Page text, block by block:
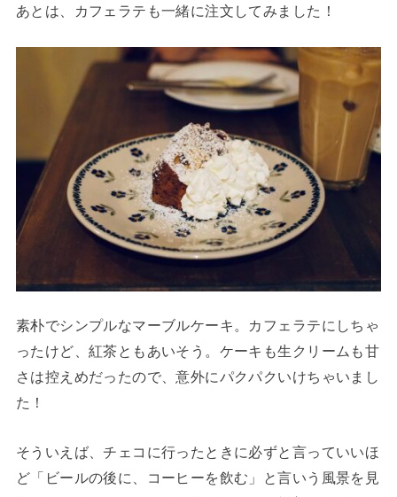
あとは、カフェラテも一緒に注文してみました！
素朴でシンプルなマーブルケーキ。カフェラテにしちゃ
ったけど、紅茶ともあいそう。ケーキも生クリームも甘
さは控えめだったので、意外にパクパクいけちゃいまし
た！
そういえば、チェコに行ったときに必ずと言っていいほ
ど「ビールの後に、コーヒーを飲む」と言いう風景を見